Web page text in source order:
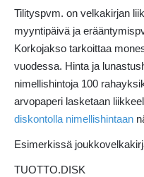
Tilityspvm. on velkakirjan
myyntipäivä ja
Korkojakso tarkoittaa
vuodessa. Hinta ja
nimellishintoja 100
arvopaperi lasketaan
diskontolla nimellishintaan
Esimerkissä
TUOTTO.DISK